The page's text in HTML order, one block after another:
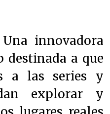
innovadora
destinada a que
a las series y
explorar y